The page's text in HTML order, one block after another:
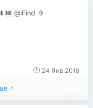
@iFind 📎
24 Янв 2019